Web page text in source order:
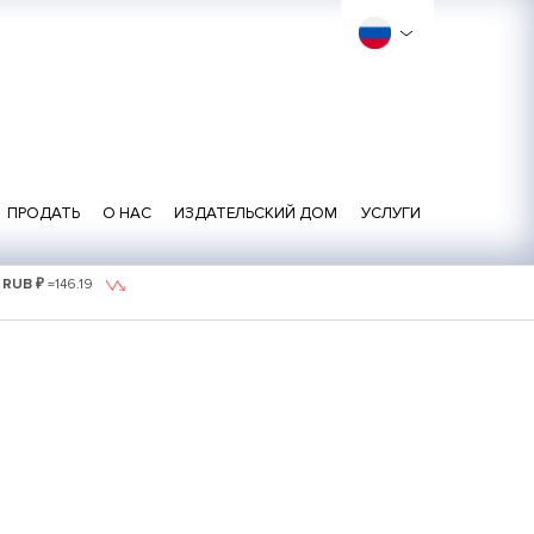
ПРОДАТЬ О НАС ИЗДАТЕЛЬСКИЙ ДОМ УСЛУГИ
RUB ₽ =146.19